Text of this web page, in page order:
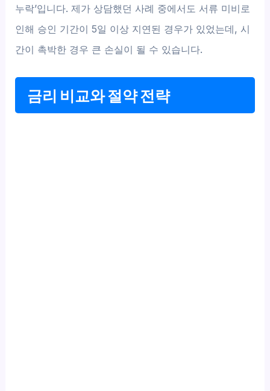
누락’입니다. 제가 상담했던 사례 중에서도 서류 미비로
인해 승인 기간이 5일 이상 지연된 경우가 있었는데, 시
간이 촉박한 경우 큰 손실이 될 수 있습니다.
금리 비교와 절약 전략